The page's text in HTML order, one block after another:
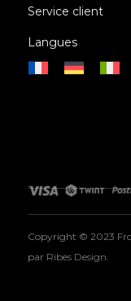
Service client
Langues
Copyright © 2023
par Ribes Design